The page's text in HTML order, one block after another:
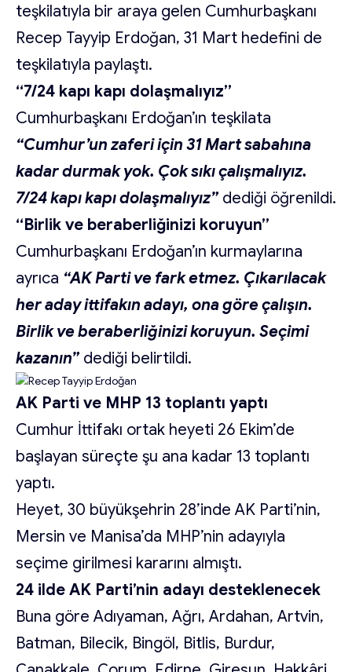
teşkilatıyla bir araya gelen Cumhurbaşkanı
Recep Tayyip Erdoğan, 31 Mart hedefini de
teşkilatıyla paylaştı.
“7/24 kapı kapı dolaşmalıyız”
Cumhurbaşkanı Erdoğan’ın teşkilata
“Cumhur’un zaferi için 31 Mart sabahına
kadar durmak yok. Çok sıkı çalışmalıyız.
7/24 kapı kapı dolaşmalıyız” dediği öğrenildi.
“Birlik ve beraberliğinizi koruyun”
Cumhurbaşkanı Erdoğan’ın kurmaylarına
ayrıca “AK Parti ve fark etmez. Çıkarılacak
her aday ittifakın adayı, ona göre çalışın.
Birlik ve beraberliğinizi koruyun. Seçimi
kazanın” dediği belirtildi.
AK Parti ve MHP 13 toplantı yaptı
Cumhur İttifakı ortak heyeti 26 Ekim’de
başlayan süreçte şu ana kadar 13 toplantı
yaptı.
Heyet, 30 büyükşehrin 28’inde AK Parti’nin,
Mersin ve Manisa’da MHP’nin adayıyla
seçime girilmesi kararını almıştı.
24 ilde AK Parti’nin adayı desteklenecek
Buna göre Adıyaman, Ağrı, Ardahan, Artvin,
Batman, Bilecik, Bingöl, Bitlis, Burdur,